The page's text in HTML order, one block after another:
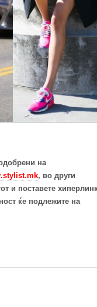
на
, во други
и поставете
ќе подлежите на